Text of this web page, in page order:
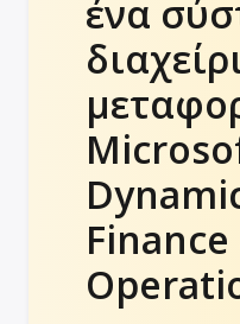
ένα
Finance